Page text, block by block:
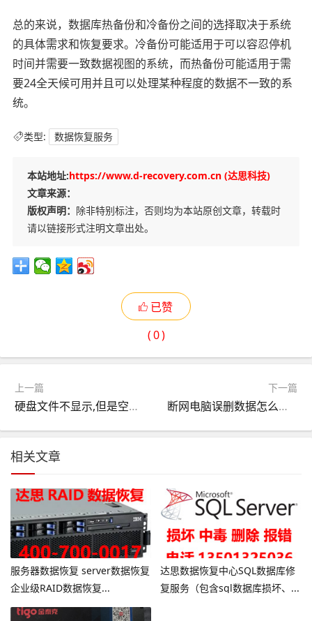
总的来说，数据库热备份和冷备份之间的选择取决于系统
的具体需求和恢复要求。冷备份可能适用于可以容忍停机
时间并需要一致数据视图的系统，而热备份可能适用于需
要24全天候可用并且可以处理某种程度的数据不一致的系
统。
类型: 数据恢复服务
本站地址:https://www.d-recovery.com.cn (达思科技)
文章来源：
版权声明： 除非特别标注，否则均为本站原创文章，转载时
请以链接形式注明文章出处。
已赞
(0)
上一篇
硬盘文件不显示,但是空间被占用了是怎么回事儿？
下一篇
断网电脑误删数据怎么恢复？汇总了这五种恢复方法
相关文章
服务器数据恢复 server数据恢复
企业级RAID数据恢复...
达思数据恢复中心SQL数据库修
复服务（包含sql数据库损坏、...